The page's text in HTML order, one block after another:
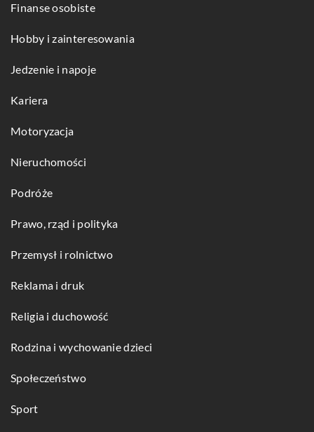
Finanse osobiste
Hobby i zainteresowania
Jedzenie i napoje
Kariera
Motoryzacja
Nieruchomości
Podróże
Prawo, rząd i polityka
Przemysł i rolnictwo
Reklama i druk
Religia i duchowość
Rodzina i wychowanie dzieci
Społeczeństwo
Sport